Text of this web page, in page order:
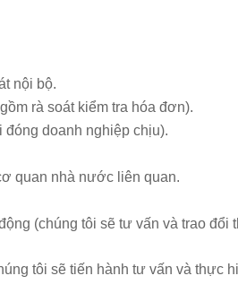
nội bộ.
rà soát kiểm tra hóa đơn).
doanh nghiệp chịu).
quan nhà nước liên quan.
(chúng tôi sẽ tư vấn và trao đổi
tôi sẽ tiến hành tư vấn và thực